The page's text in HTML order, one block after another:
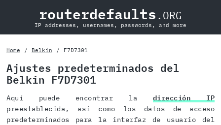
routerdefaults .ORG
IP addresses, usernames, passwords, and more
Home Belkin F7D7301
Ajustes predeterminados del
Belkin F7D7301
Aquí puede encontrar la dirección IP
preestablecida, así como los datos de acceso
predeterminados para la interfaz de usuario del